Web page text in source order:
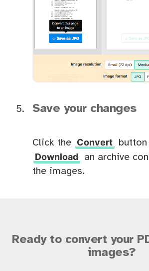
Save your changes
Click the Convert
button
Download
an archive
the images.
Ready to convert your
images?